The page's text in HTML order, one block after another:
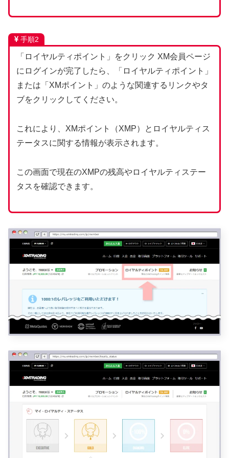
手順2
「ロイヤルティポイント」をクリック XM会員ページ
にログインが完了したら、「ロイヤルティポイント」
または「XMポイント」のような関連するリンクやタ
ブをクリックしてください。
これにより、XMポイント（XMP）とロイヤルティス
テータスに関する情報が表示されます。
この画面で現在のXMPの残高やロイヤルティステー
タスを確認できます。